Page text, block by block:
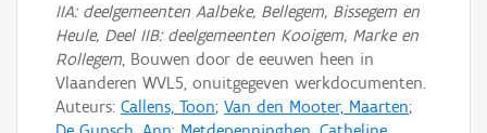
IIA: deelgemeenten Aalbeke, Bellegem, Bissegem en
Heule, Deel IIB: deelgemeenten Kooigem, Marke en
Rollegem, Bouwen door de eeuwen heen in
Vlaanderen WVL5, onuitgegeven werkdocumenten.
Auteurs: Callens, Toon; Van den Mooter, Maarten;